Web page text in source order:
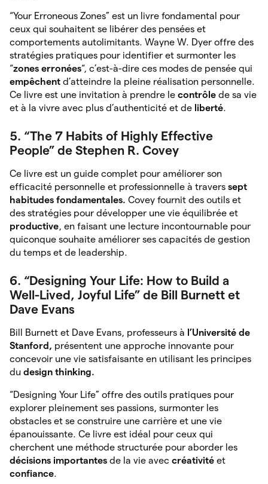
“Your Erroneous Zones” est un livre fondamental pour
ceux qui souhaitent se libérer des pensées et
comportements autolimitants. Wayne W. Dyer offre des
stratégies pratiques pour identifier et surmonter les
“zones erronées“, c’est-à-dire ces modes de pensée qui
empêchent d’atteindre la pleine réalisation personnelle.
Ce livre est une invitation à prendre le contrôle de sa vie
et à la vivre avec plus d’authenticité et de liberté.
5. “The 7 Habits of Highly Effective
People” de Stephen R. Covey
Ce livre est un guide complet pour améliorer son
efficacité personnelle et professionnelle à travers sept
habitudes fondamentales. Covey fournit des outils et
des stratégies pour développer une vie équilibrée et
productive, en faisant une lecture incontournable pour
quiconque souhaite améliorer ses capacités de gestion
du temps et de leadership.
6. “Designing Your Life: How to Build a
Well-Lived, Joyful Life” de Bill Burnett et
Dave Evans
Bill Burnett et Dave Evans, professeurs à l’Université de
Stanford, présentent une approche innovante pour
concevoir une vie satisfaisante en utilisant les principes
du design thinking.
“Designing Your Life” offre des outils pratiques pour
explorer pleinement ses passions, surmonter les
obstacles et se construire une carrière et une vie
épanouissante. Ce livre est idéal pour ceux qui
cherchent une méthode structurée pour aborder les
décisions importantes de la vie avec créativité et
confiance.